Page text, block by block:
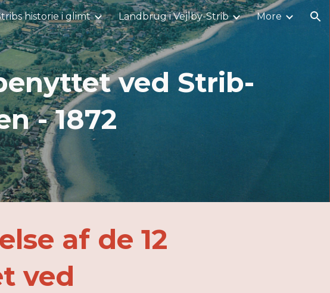
Skip to navigation
historie i glimt Landbrug i Vejlby-Strib More
ved Strib-
- 1872
af de 12
ved